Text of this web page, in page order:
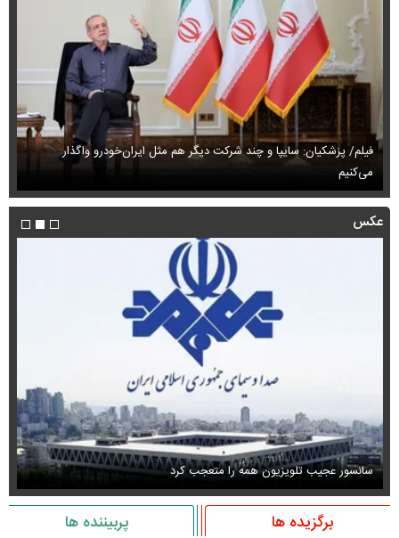
فیلم/ پزشکیان: سایپا و چند شرکت دیگر هم مثل ایران‌خودرو واگذار
می‌کنیم
عکس
سانسور عجیب تلویزیون همه را متعجب کرد
برگزیده ها پربیننده ها